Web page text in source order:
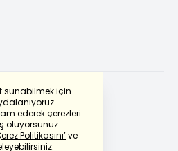
sunabilmek için
ederek çerezleri
oluyorsunuz.
Politikasını’ve
Translate